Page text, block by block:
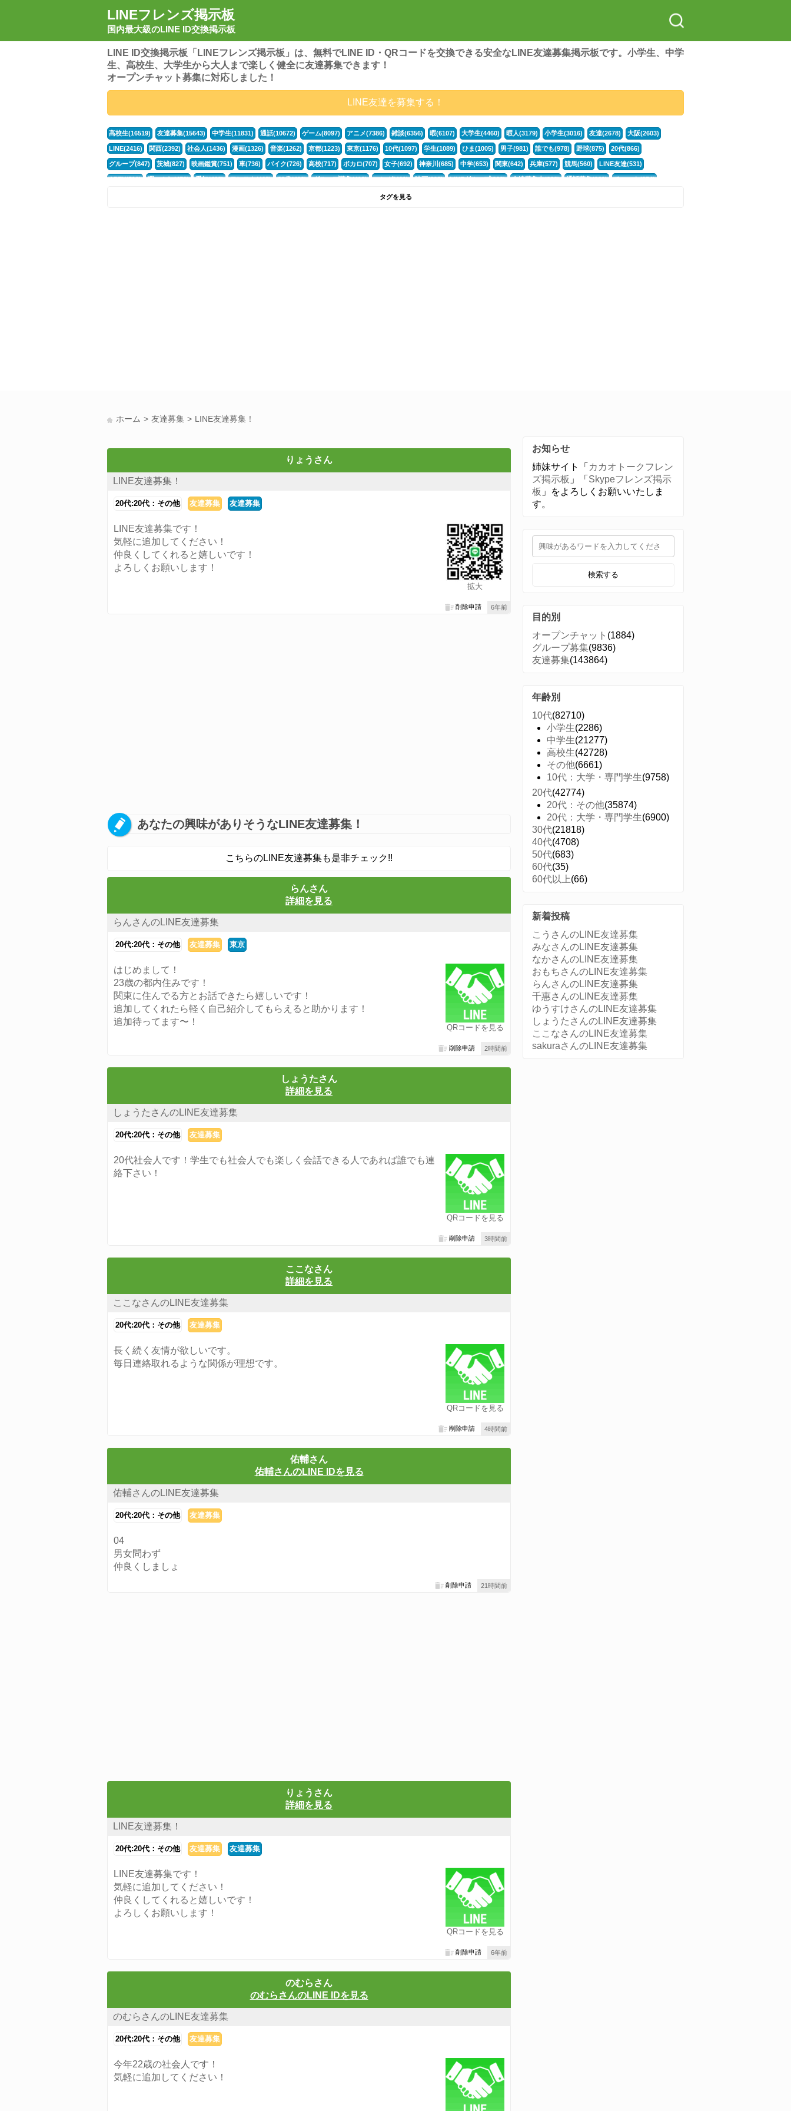
LINEフレンズ掲示板
国内最大級のLINE ID交換掲示板
LINE ID交換掲示板「LINEフレンズ掲示板」は、無料でLINE ID・QRコードを交換できる安全なLINE友達募集掲示板です。小学生、中学
生、高校生、大学生から大人まで楽しく健全に友達募集できます！
オープンチャット募集に対応しました！
LINE友達を募集する！
高校生(16519) 友達募集(15643) 中学生(11831) 通話(10672) ゲーム(8097) アニメ(7386) 雑談(6356) 暇(6107) 大学生(4460) 暇人(3179) 小学生(3016) 友達(2678) 大阪(2603)
LINE(2416) 関西(2392) 社会人(1436) 漫画(1326) 音楽(1262) 京都(1223) 東京(1176) 10代(1097) 学生(1089) ひま(1005) 男子(981) 誰でも(978) 野球(875) 20代(866)
グループ(847) 茨城(827) 映画鑑賞(751) 車(736) バイク(726) 高校(717) ボカロ(707) 女子(692) 神奈川(685) 中学(653) 関東(642) 兵庫(577) 競馬(560) LINE友達(531)
APEX(519) 暇つぶし(476) 愛知(468) モンスト(465) 30代(433) グループ募集(412) マンガ(401) 映画(395) LINEグループ(388) 友達募集中(382) 通話募集(381) チャット(374)
フォートナイト(320)
タグを見る
ホーム 友達募集 LINE友達募集！
りょうさん
LINE友達募集！
20代:20代：その他 友達募集 友達募集
拡大
LINE友達募集です！
気軽に追加してください！
仲良くしてくれると嬉しいです！
よろしくお願いします！
6年前
削除申請
あなたの興味がありそうなLINE友達募集！
こちらのLINE友達募集も是非チェック!!
らんさん
詳細を見る
らんさんのLINE友達募集
20代:20代：その他 友達募集 東京
QRコードを見る
はじめまして！
23歳の都内住みです！
関東に住んでる方とお話できたら嬉しいです！
追加してくれたら軽く自己紹介してもらえると助かります！
追加待ってます〜！
2時間前
削除申請
しょうたさん
詳細を見る
しょうたさんのLINE友達募集
20代:20代：その他 友達募集
QRコードを見る
20代社会人です！学生でも社会人でも楽しく会話できる人であれば誰でも連
絡下さい！
3時間前
削除申請
ここなさん
詳細を見る
ここなさんのLINE友達募集
20代:20代：その他 友達募集
QRコードを見る
長く続く友情が欲しいです。
毎日連絡取れるような関係が理想です。
4時間前
削除申請
佑輔さん
佑輔さんのLINE IDを見る
佑輔さんのLINE友達募集
20代:20代：その他 友達募集
04
男女問わず
仲良くしましょ
21時間前
削除申請
りょうさん
詳細を見る
LINE友達募集！
20代:20代：その他 友達募集 友達募集
QRコードを見る
LINE友達募集です！
気軽に追加してください！
仲良くしてくれると嬉しいです！
よろしくお願いします！
6年前
削除申請
のむらさん
のむらさんのLINE IDを見る
のむらさんのLINE友達募集
20代:20代：その他 友達募集
今年22歳の社会人です！
気軽に追加してください！
お知らせ
姉妹サイト「 カカオトークフレン
ズ掲示板 」「 Skypeフレンズ掲示
板 」をよろしくお願いいたしま
す。
検索する
目的別
オープンチャット (1884)
グループ募集(9836)
友達募集(143864)
年齢別
10代(82710)
小学生(2286)
中学生(21277)
高校生(42728)
その他(6661)
10代：大学・専門学生(9758)
20代(42774)
20代：その他(35874)
20代：大学・専門学生(6900)
30代(21818)
40代(4708)
50代(683)
60代(35)
60代以上(66)
新着投稿
こうさんのLINE友達募集
みなさんのLINE友達募集
なかさんのLINE友達募集
おもちさんのLINE友達募集
らんさんのLINE友達募集
千惠さんのLINE友達募集
ゆうすけさんのLINE友達募集
しょうたさんのLINE友達募集
ここなさんのLINE友達募集
sakuraさんのLINE友達募集